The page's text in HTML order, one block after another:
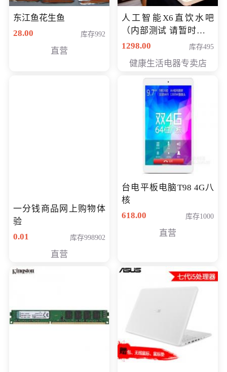
东江鱼花生鱼
28.00
库存992
直营
人工智能X6直饮水吧
（内部测试 请暂时不要
购买）
1298.00 库存495
健康生活电器专卖店
一分钱商品网上购物体
验
0.01
库存998902
直营
台电平板电脑T98 4G八
核
618.00
库存1000
直营